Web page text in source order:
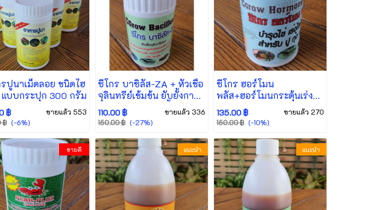
ปูนาเม็ดลอย ชนิดไฮ
แบบกระปุก 300 กรัม
฿
฿ (-6%)
ขายแล้ว 553
ซีโกร บาซิลัส-ZA + หัวเชื้อ
จุลินทรีย์เข้มข้น ยับยั้งการ
เจริญเติบโตของเชื้อรา
เเบคทีเรีย น้ำใส ไร้กลิ่น
110.00 ฿
150.00 ฿ (-27%)
ขายแล้ว 336
ซีโกร ฮอร์โมน
พลัส+ฮอร์โมนกระตุ้นเร่ง
การสร้างไข่ของปูนา
135.00 ฿
150.00 ฿ (-10%)
ขายแล้ว 270
ขายดี แนะนำ แนะนำ